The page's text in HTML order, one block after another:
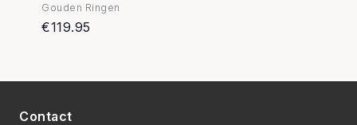
Gouden Ringen
€119.95
Contact